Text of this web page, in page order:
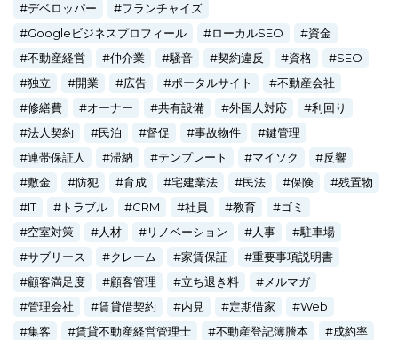
デベロッパー
フランチャイズ
Googleビジネスプロフィール
ローカルSEO
資金
不動産経営
仲介業 騒音 契約違反 資格
SEO
独立
開業 広告 ポータルサイト
不動産会社
修繕費
オーナー 共有設備 外国人対応
利回り
法人契約
民泊 督促 事故物件
鍵管理
連帯保証人
滞納 テンプレート マイソク
反響
敷金
防犯 育成 宅建業法 民法 保険
残置物
IT
トラブル CRM 社員 教育
ゴミ
空室対策
人材 リノベーション 人事
駐車場
サブリース
クレーム 家賃保証
重要事項説明書
顧客満足度
顧客管理 立ち退き料
メルマガ
管理会社
賃貸借契約 内見 定期借家
Web
集客
賃貸不動産経営管理士 不動産登記簿謄本
成約率